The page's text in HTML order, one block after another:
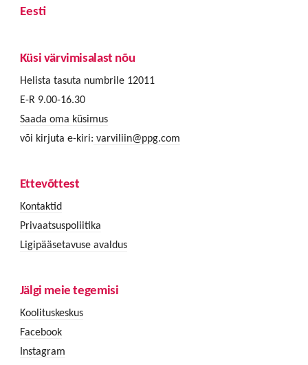
Eesti
Küsi värvimisalast nõu
Helista tasuta numbrile 12011
E-R 9.00-16.30
Saada oma küsimus
või kirjuta e-kiri: varviliin@ppg.com
Ettevõttest
Kontaktid
Privaatsuspoliitika
Ligipääsetavuse avaldus
Jälgi meie tegemisi
Koolituskeskus
Facebook
Instagram